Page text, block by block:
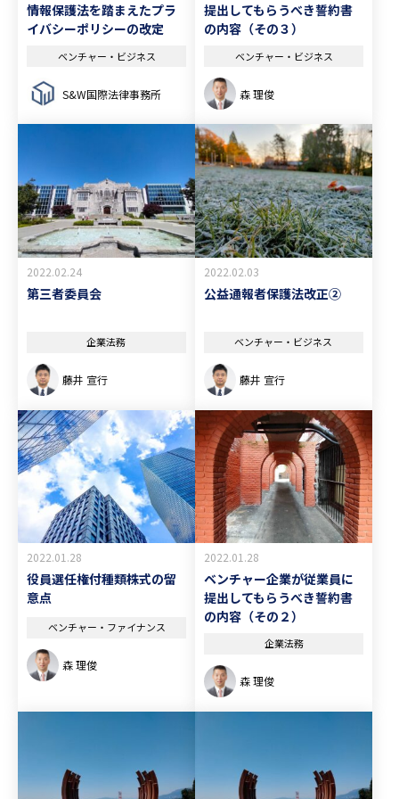
情報保護法を踏まえたプラ
イバシーポリシーの改定
ベンチャー・ビジネス
S&W国際法律事務所
提出してもらうべき誓約書
の内容（その３）
ベンチャー・ビジネス
森 理俊
2022.02.24
第三者委員会
企業法務
藤井 宣行
2022.02.03
公益通報者保護法改正②
ベンチャー・ビジネス
藤井 宣行
2022.01.28
役員選任権付種類株式の留
意点
ベンチャー・ファイナンス
森 理俊
2022.01.28
ベンチャー企業が従業員に
提出してもらうべき誓約書
の内容（その２）
企業法務
森 理俊